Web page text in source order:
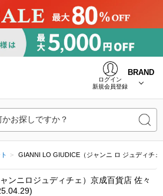
ログイン
新規会員登録
BRAND
かお探しですか？
GIANNI LO GIUDICE（ジャンニ ロ ジュディチ
ンニロジュディチェ）京成百貨店 佐々